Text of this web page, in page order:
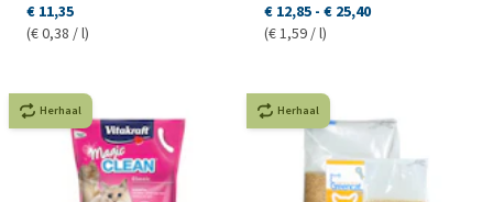
€ 11,35
(€ 0,38 / l)
€ 12,85 - € 25,40
(€ 1,59 / l)
Herhaal Herhaal